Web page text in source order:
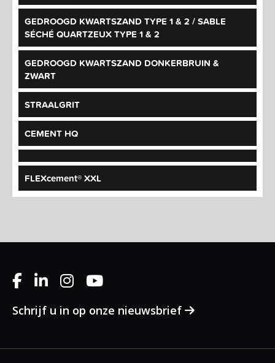
GEDROOGD KWARTSZAND TYPE 1 & 2 / SABLE
SÉCHÉ QUARTZEUX TYPE 1 & 2
GEDROOGD KWARTSZAND DONKERBRUIN &
ZWART
STRAALGRIT
CEMENT HQ
FLEXcement® XXL
Schrijf u in op onze nieuwsbrief